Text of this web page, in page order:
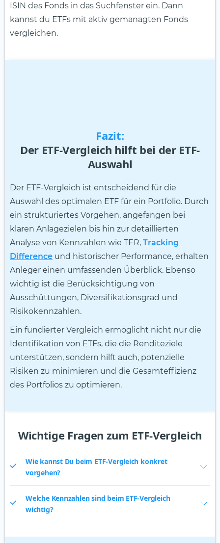
ISIN des Fonds in das Suchfenster ein. Dann
kannst du ETFs mit aktiv gemanagten Fonds
vergleichen.
Fazit:
Der ETF-Vergleich hilft bei der ETF-
Auswahl
Der ETF-Vergleich ist entscheidend für die
Auswahl des optimalen ETF für ein Portfolio. Durch
ein strukturiertes Vorgehen, angefangen bei
klaren Anlagezielen bis hin zur detaillierten
Analyse von Kennzahlen wie TER, Tracking
Difference und historischer Performance, erhalten
Anleger einen umfassenden Überblick. Ebenso
wichtig ist die Berücksichtigung von
Ausschüttungen, Diversifikationsgrad und
Risikokennzahlen.
Ein fundierter Vergleich ermöglicht nicht nur die
Identifikation von ETFs, die die Renditeziele
unterstützen, sondern hilft auch, potenzielle
Risiken zu minimieren und die Gesamteffizienz
des Portfolios zu optimieren.
Wichtige Fragen zum ETF-Vergleich
Wie kannst Du beim ETF-Vergleich konkret
vorgehen?
Welche Kennzahlen sind beim ETF-Vergleich
wichtig?